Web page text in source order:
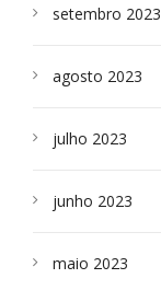
setembro 2023
agosto 2023
julho 2023
junho 2023
maio 2023